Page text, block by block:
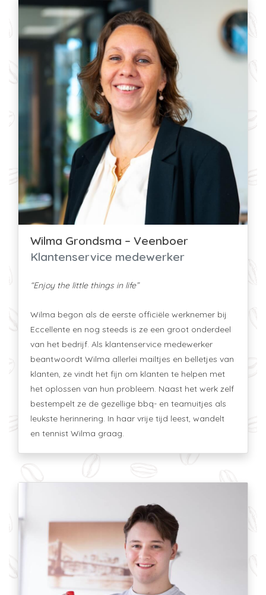
Wilma Grondsma – Veenboer
Klantenservice medewerker
“Enjoy the little things in life”
Wilma begon als de eerste officiële werknemer bij
Eccellente en nog steeds is ze een groot onderdeel
van het bedrijf. Als klantenservice medewerker
beantwoordt Wilma allerlei mailtjes en belletjes van
klanten, ze vindt het fijn om klanten te helpen met
het oplossen van hun probleem. Naast het werk zelf
bestempelt ze de gezellige bbq- en teamuitjes als
leukste herinnering. In haar vrije tijd leest, wandelt
en tennist Wilma graag.